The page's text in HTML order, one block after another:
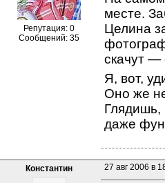
Репутация: 0
Сообщений: 35
месте.
Целина
скачут —
Я, вот,
Оно же
Глядишь,
даже
Константин 27 авг 2006 в